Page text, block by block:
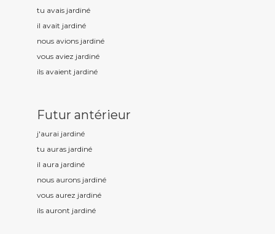
tu avais jardiné
il avait jardiné
nous avions jardiné
vous aviez jardiné
ils avaient jardiné
Futur antérieur
j'aurai jardiné
tu auras jardiné
il aura jardiné
nous aurons jardiné
vous aurez jardiné
ils auront jardiné